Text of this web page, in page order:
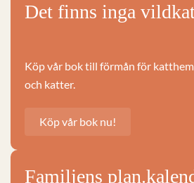
Det finns inga
Köp vår bok till förmån för
och katter.
Köp vår bok nu!
Familjens